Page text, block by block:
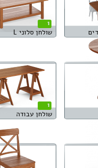
1
שולחן סלוני L
1
שולחן עבודה